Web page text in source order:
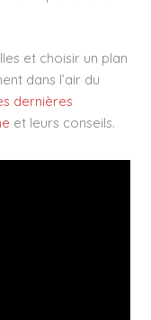
et choisir un plan
dans l’air du
dernières
et leurs conseils.